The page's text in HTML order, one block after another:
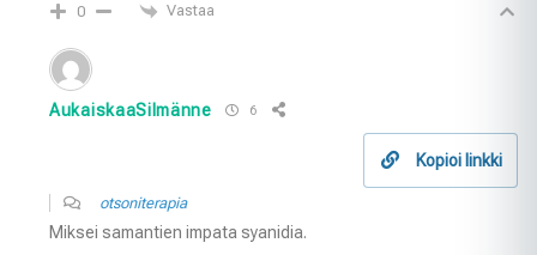
0 Vastaa
AukaiskaaSilmänne 6
Kopioi linkki
otsoniterapia
Miksei samantien impata syanidia.